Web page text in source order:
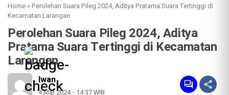
Home »Perolehan Suara Pileg 2024, Aditya Pratama Suara Tertinggi di
Kecamatan Larangan
Perolehan Suara Pileg 2024, Aditya
Pratama Suara Tertinggi di Kecamatan
Larangan
Iwan
4 Mar 2024 - 14:37 WIB